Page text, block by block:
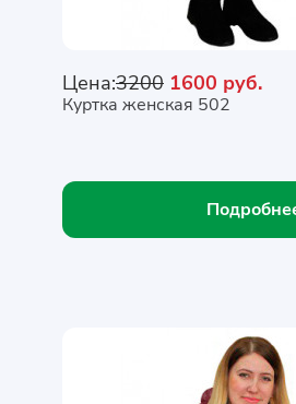
Цена:3200 1600 руб.
Куртка женская 502